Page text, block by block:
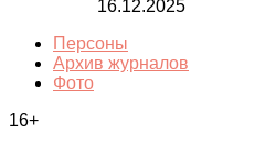
16.12.2025
Персоны
Архив журналов
Фото
16+